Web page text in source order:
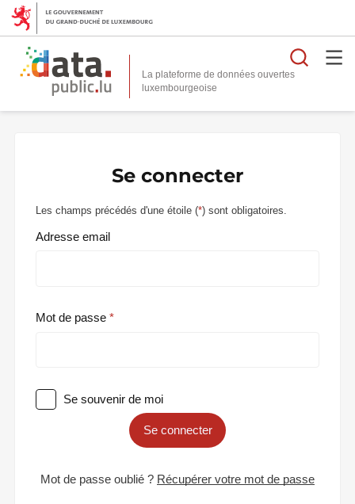
La plateforme de données ouvertes
Se connecter
Les champs précédés d'une étoile (*) sont obligatoires.
Adresse email
Mot de passe
Se souvenir de moi
Se connecter
Mot de passe oublié ? Récupérer votre mot de passe